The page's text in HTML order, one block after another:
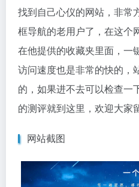
找到自己心仪的网站，非常
框导航的老用户了，在这个
在他提供的收藏夹里面，一
访问速度也是非常的快的，
的，如果进不去可以检查一
的测评就到这里，欢迎大家
网站截图